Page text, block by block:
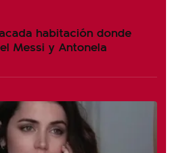
habitación donde
Messi y Antonela